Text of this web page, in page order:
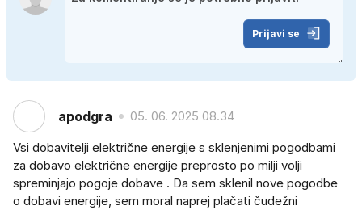
Prijavi se
apodgra 05. 06. 2025 08.34
Vsi dobavitelji električne energije s sklenjenimi pogodbami
za dobavo električne energije preprosto po milji volji
spreminjajo pogoje dobave . Da sem sklenil nove pogodbe
o dobavi energije, sem moral naprej plačati čudežni